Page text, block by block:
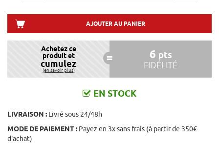
AJOUTER AU PANIER
Achetez ce
produit et
cumulez
(en savoir plus)
6 pts
FIDÉLITÉ
EN STOCK
LIVRAISON : Livré sous 24/48h
MODE DE PAIEMENT : Payez en 3x sans frais (à partir de 350€
d'achat)